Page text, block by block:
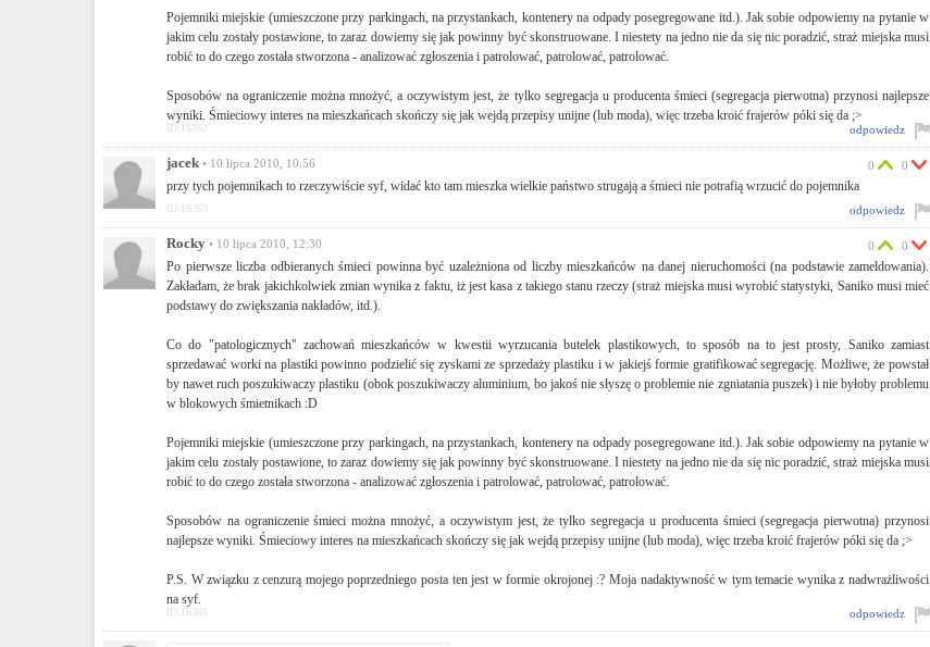
Pojemniki miejskie (umieszczone przy parkingach, na przystankach, kontenery na odpady posegregowane itd.). Jak sobie odpowiemy na pytanie w
jakim celu zostały postawione, to zaraz dowiemy się jak powinny być skonstruowane. I niestety na jedno nie da się nic poradzić, straż miejska musi
robić to do czego została stworzona - analizować zgłoszenia i patrolować, patrolować, patrolować.
Sposobów na ograniczenie można mnożyć, a oczywistym jest, że tylko segregacja u producenta śmieci (segregacja pierwotna) przynosi najlepsze
wyniki. Śmieciowy interes na mieszkańcach skończy się jak wejdą przepisy unijne (lub moda), więc trzeba kroić frajerów póki się da ;>
odpowiedz
ID:16362
jacek • 10 lipca 2010, 10:56
przy tych pojemnikach to rzeczywiście syf, widać kto tam mieszka wielkie państwo strugają a śmieci nie potrafią wrzucić do pojemnika
0 0
odpowiedz
ID:16363
Rocky • 10 lipca 2010, 12:30
Po pierwsze liczba odbieranych śmieci powinna być uzależniona od liczby mieszkańców na danej nieruchomości (na podstawie zameldowania).
Zakładam, że brak jakichkolwiek zmian wynika z faktu, iż jest kasa z takiego stanu rzeczy (straż miejska musi wyrobić statystyki, Saniko musi mieć
podstawy do zwiększania nakładów, itd.).
Co do "patologicznych" zachowań mieszkańców w kwestii wyrzucania butelek plastikowych, to sposób na to jest prosty, Saniko zamiast
sprzedawać worki na plastiki powinno podzielić się zyskami ze sprzedaży plastiku i w jakiejś formie gratifikować segregację. Możliwe, że powstał
by nawet ruch poszukiwaczy plastiku (obok poszukiwaczy aluminium, bo jakoś nie słyszę o problemie nie zgniatania puszek) i nie byłoby problemu
w blokowych śmietnikach :D
Pojemniki miejskie (umieszczone przy parkingach, na przystankach, kontenery na odpady posegregowane itd.). Jak sobie odpowiemy na pytanie w
jakim celu zostały postawione, to zaraz dowiemy się jak powinny być skonstruowane. I niestety na jedno nie da się nic poradzić, straż miejska musi
robić to do czego została stworzona - analizować zgłoszenia i patrolować, patrolować, patrolować.
Sposobów na ograniczenie śmieci można mnożyć, a oczywistym jest, że tylko segregacja u producenta śmieci (segregacja pierwotna) przynosi
najlepsze wyniki. Śmieciowy interes na mieszkańcach skończy się jak wejdą przepisy unijne (lub moda), więc trzeba kroić frajerów póki się da ;>
P.S. W związku z cenzurą mojego poprzedniego posta ten jest w formie okrojonej :? Moja nadaktywność w tym temacie wynika z nadwrażliwości
na syf.
0 0
odpowiedz
ID:16365